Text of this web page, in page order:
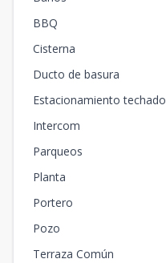
BBQ
Cisterna
Ducto de basura
Estacionamiento techado
Intercom
Parqueos
Planta
Portero
Pozo
Terraza Común